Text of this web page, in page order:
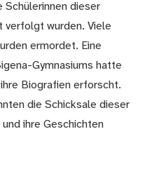
Schülerinnen dieser
verfolgt wurden. Viele
ermordet. Eine
Gymnasiums hatte
Biografien erforscht.
die Schicksale dieser
ihre Geschichten